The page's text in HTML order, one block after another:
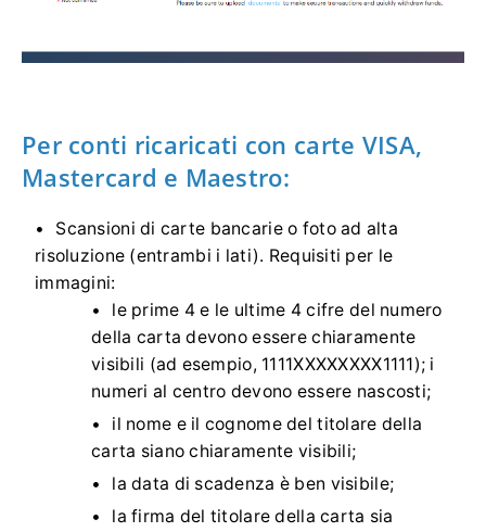
Per conti ricaricati con carte VISA,
Mastercard e Maestro:
Scansioni di carte bancarie o foto ad alta
risoluzione (entrambi i lati). Requisiti per le
immagini:
le prime 4 e le ultime 4 cifre del numero
della carta devono essere chiaramente
visibili (ad esempio, 1111XXXXXXXX1111); i
numeri al centro devono essere nascosti;
il nome e il cognome del titolare della
carta siano chiaramente visibili;
la data di scadenza è ben visibile;
la firma del titolare della carta sia